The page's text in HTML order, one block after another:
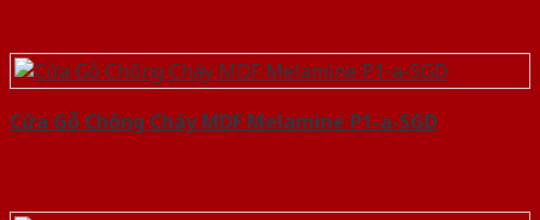
Cửa Gỗ Chống Cháy MDF Melamine P1-a-SGD